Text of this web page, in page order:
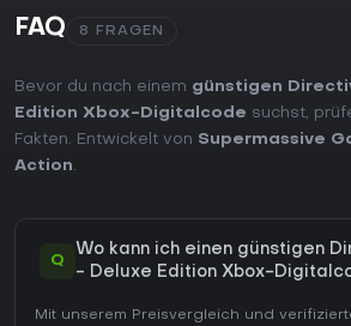
FAQ 8 FRAGEN
Bevor du nach einem günstigen
Edition Xbox-Digitalcode suchst,
Fakten. Entwickelt von Supermassive
Action.
Q
Wo kann ich einen günstigen
- Deluxe Edition Xbox-
Mit unserem Preisvergleich und